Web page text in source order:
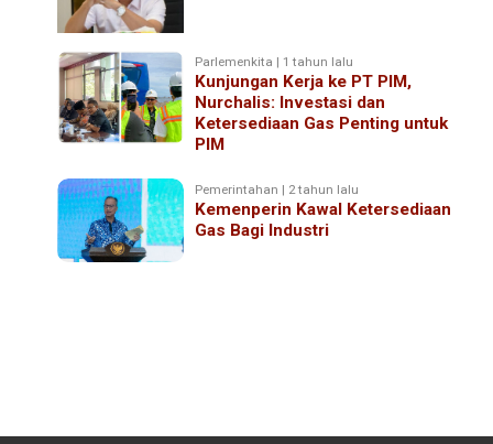
Parlemenkita | 1 tahun lalu
Kunjungan Kerja ke PT PIM,
Nurchalis: Investasi dan
Ketersediaan Gas Penting untuk
PIM
Pemerintahan | 2 tahun lalu
Kemenperin Kawal Ketersediaan
Gas Bagi Industri